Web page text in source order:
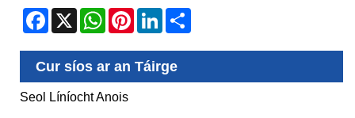
Facebook
X WhatsAppPinterestLinkedIn
Cur síos ar an Táirge
Seol Líníocht Anois